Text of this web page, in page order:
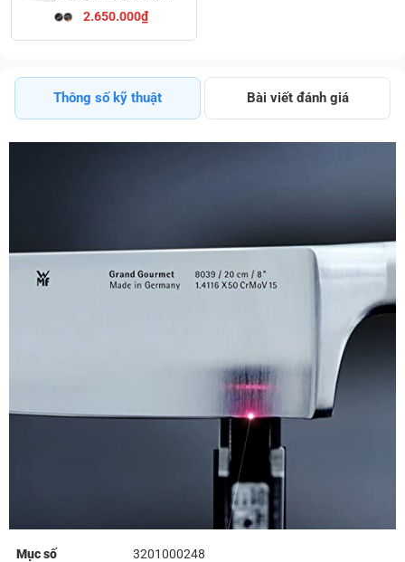
PLUS 15CM
1895476032
2.650.000₫
Thông số kỹ thuật Bài viết đánh giá
Mục số 3201000248